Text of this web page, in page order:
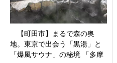
【町田市】まるで森の奥
地。東京で出会う「黒湯」と
「爆風サウナ」の秘境 「多摩